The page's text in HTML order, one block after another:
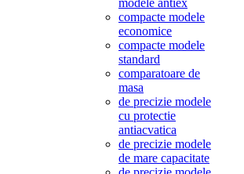
modele antiex
compacte modele
economice
compacte modele
standard
comparatoare de
masa
de precizie modele
cu protectie
antiacvatica
de precizie modele
de mare capacitate